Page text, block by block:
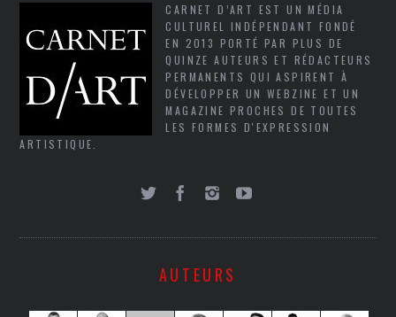
CARNET D’ART EST UN MÉDIA
CULTUREL INDÉPENDANT FONDÉ
EN 2013 PORTÉ PAR PLUS DE
QUINZE AUTEURS ET RÉDACTEURS
PERMANENTS QUI ASPIRENT À
DÉVELOPPER UN WEBZINE ET UN
MAGAZINE PROCHES DE TOUTES
LES FORMES D'EXPRESSION
ARTISTIQUE.
AUTEURS